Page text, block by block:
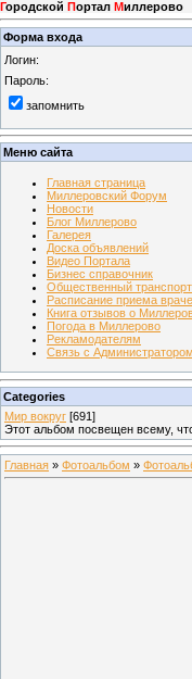
Городской Портал Миллерово
Форма входа
Логин:
Пароль:
запомнить
Меню сайта
Главная страница
Миллеровский Форум
Новости
Блог Миллерово
Галерея
Доска объявлений
Видео Портала
Бизнес справочник
Общественный
Расписание приема
Книга отзывов о
Погода в Миллерово
Рекламодателям
Связь с Администратором
Categories
Мир вокруг [691]
Этот альбом посвещен всему,
Главная » Фотоальбом »